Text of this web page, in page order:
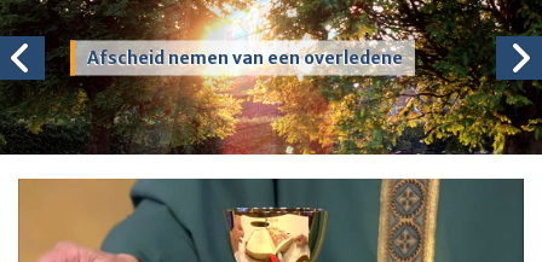
Afscheid nemen van een overledene